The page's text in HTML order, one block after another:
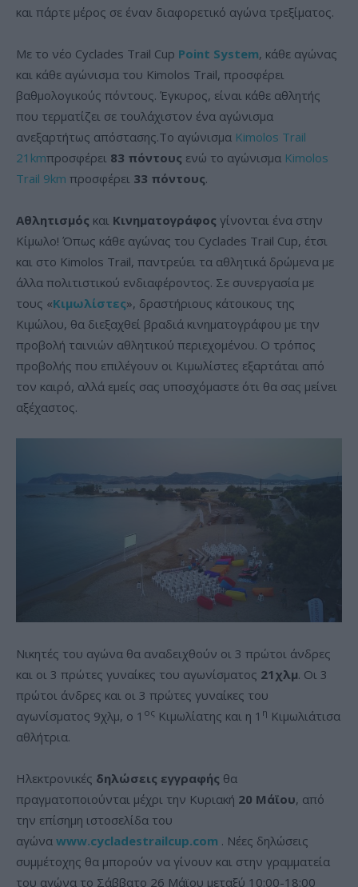
και πάρτε μέρος σε έναν διαφορετικό αγώνα τρεξίματος.
Με το νέο Cyclades Trail Cup Point System, κάθε αγώνας
και κάθε αγώνισμα του Kimolos Trail, προσφέρει
βαθμολογικούς πόντους. Έγκυρος, είναι κάθε αθλητής
που τερματίζει σε τουλάχιστον ένα αγώνισμα
ανεξαρτήτως απόστασης.Το αγώνισμα Kimolos Trail
21kmπροσφέρει 83 πόντους ενώ το αγώνισμα Kimolos
Trail 9km προσφέρει 33 πόντους.
Αθλητισμός και Κινηματογράφος γίνονται ένα στην
Κίμωλο! Όπως κάθε αγώνας του Cyclades Trail Cup, έτσι
και στο Kimolos Trail, παντρεύει τα αθλητικά δρώμενα με
άλλα πολιτιστικού ενδιαφέροντος. Σε συνεργασία με
τους «Κιμωλίστες», δραστήριους κάτοικους της
Κιμώλου, θα διεξαχθεί βραδιά κινηματογράφου με την
προβολή ταινιών αθλητικού περιεχομένου. Ο τρόπος
προβολής που επιλέγουν οι Κιμωλίστες εξαρτάται από
τον καιρό, αλλά εμείς σας υποσχόμαστε ότι θα σας μείνει
αξέχαστος.
Νικητές του αγώνα θα αναδειχθούν οι 3 πρώτοι άνδρες
και οι 3 πρώτες γυναίκες του αγωνίσματος 21χλμ. Oι 3
πρώτοι άνδρες και οι 3 πρώτες γυναίκες του
αγωνίσματος 9χλμ, ο 1 ος Κιμωλίατης και η 1 η Κιμωλιάτισα
αθλήτρια.
Ηλεκτρονικές δηλώσεις εγγραφής θα
πραγματοποιούνται μέχρι την Κυριακή 20 Μάϊου, από
την επίσημη ιστοσελίδα του
αγώνα www.cycladestrailcup.com . Νέες δηλώσεις
συμμέτοχης θα μπορούν να γίνουν και στην γραμματεία
του αγώνα το Σάββατο 26 Μάϊου μεταξύ 10:00-18:00